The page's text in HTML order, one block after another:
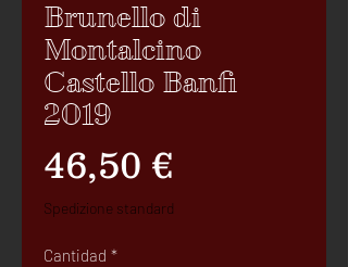
Brunello di
Montalcino
Castello Banfi
2019
46,50 €
Spedizione standard
Cantidad *